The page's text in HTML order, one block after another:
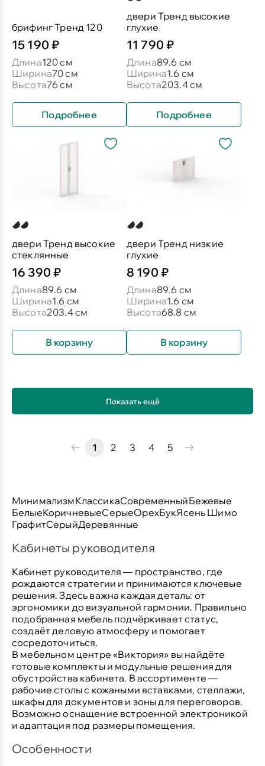
брифинг Тренд 120
15 190 ₽
Длина120 см
Ширина70 см
Высота76 см
Подробнее
двери Тренд высокие
глухие
11 790 ₽
Длина89.6 см
Ширина1.6 см
Высота203.4 см
Подробнее
двери Тренд высокие
стеклянные
16 390 ₽
Длина89.6 см
Ширина1.6 см
Высота203.4 см
В корзину
двери Тренд низкие
глухие
8 190 ₽
Длина89.6 см
Ширина1.6 см
Высота68.8 см
В корзину
Показать ещё
1 2 3 4 5
МинимализмКлассикаСовременныйБежевые
БелыеКоричневыеСерыеОрехБукЯсень Шимо
ГрафитСерыйДеревянные
Кабинеты руководителя
Кабинет руководителя — пространство, где
рождаются стратегии и принимаются ключевые
решения. Здесь важна каждая деталь: от
эргономики до визуальной гармонии. Правильно
подобранная мебель подчёркивает статус,
создаёт деловую атмосферу и помогает
сосредоточиться.
В мебельном центре «Виктория» вы найдёте
готовые комплекты и модульные решения для
обустройства кабинета. В ассортименте —
рабочие столы с кожаными вставками, стеллажи,
шкафы для документов и зоны для переговоров.
Возможно оснащение встроенной электроникой
и адаптация под размеры помещения.
Особенности